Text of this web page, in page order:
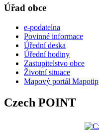
Úřad obce
e-podatelna
Povinné informace
Úřední deska
Úřední hodiny
Zastupitelstvo obce
Životní situace
Mapový portál Mapotip
Czech POINT